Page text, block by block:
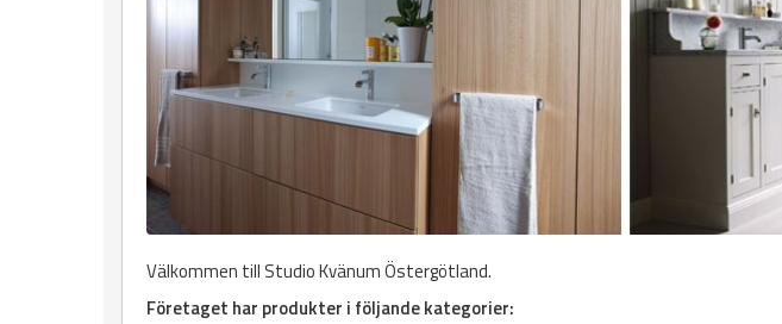
Välkommen till Studio Kvänum Östergötland.
Företaget har produkter i följande kategorier: